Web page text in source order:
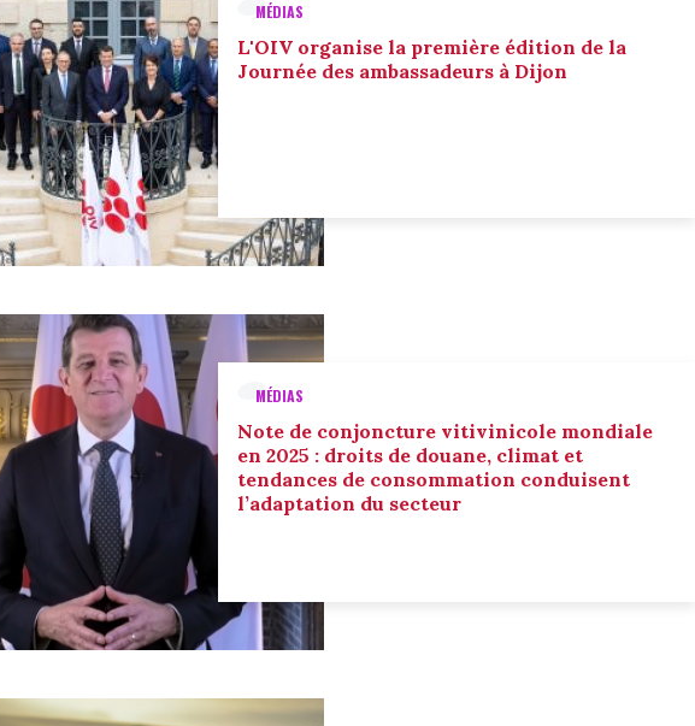
MÉDIAS
L'OIV organise la première édition de la
Journée des ambassadeurs à Dijon
MÉDIAS
Note de conjoncture vitivinicole mondiale
en 2025 : droits de douane, climat et
tendances de consommation conduisent
l’adaptation du secteur